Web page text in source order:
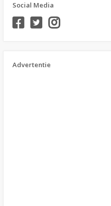
Social Media
Advertentie